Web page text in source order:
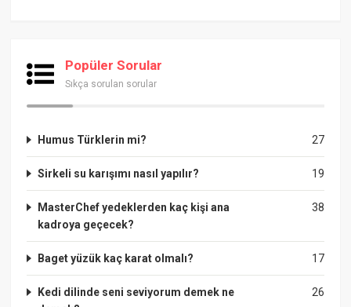
Popüler Sorular
Sıkça sorulan sorular
27
Humus Türklerin mi?
19
Sirkeli su karışımı nasıl yapılır?
38
MasterChef yedeklerden kaç kişi ana
kadroya geçecek?
17
Baget yüzük kaç karat olmalı?
26
Kedi dilinde seni seviyorum demek ne